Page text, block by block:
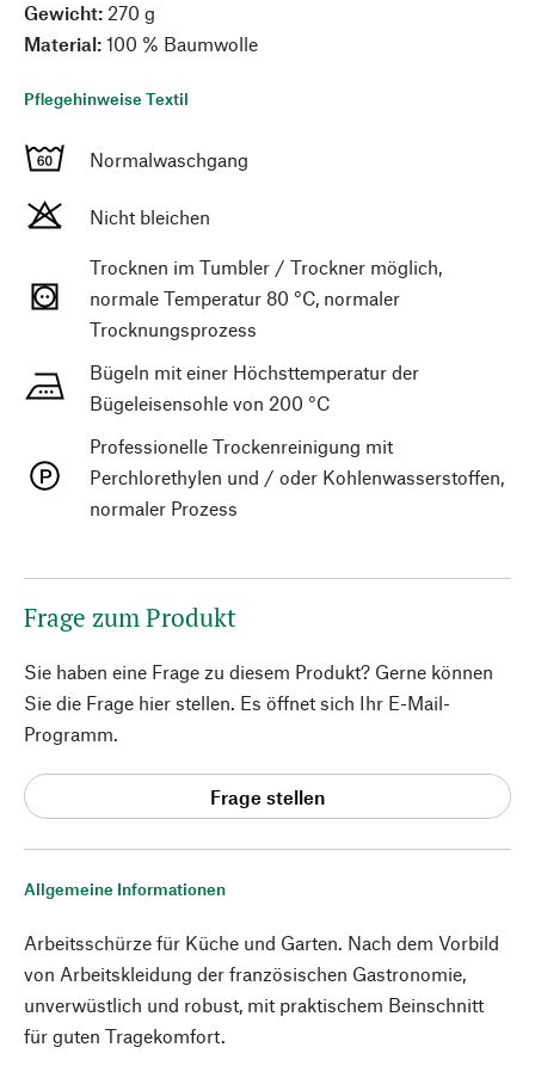
Allgemeine Informationen
Arbeitsschürze für Küche und Garten. Nach dem Vorbild
von Arbeitskleidung der französischen Gastronomie,
unverwüstlich und robust, mit praktischem Beinschnitt
für guten Tragekomfort.
Gewicht: 270 g
Material: 100 % Baumwolle
Pflegehinweise Textil
Normalwaschgang
Nicht bleichen
Trocknen im Tumbler / Trockner möglich,
normale Temperatur 80 °C, normaler
Trocknungsprozess
Bügeln mit einer Höchsttemperatur der
Bügeleisensohle von 200 °C
Professionelle Trockenreinigung mit
Perchlorethylen und / oder Kohlenwasserstoffen,
normaler Prozess
Frage zum Produkt
Sie haben eine Frage zu diesem Produkt? Gerne können
Sie die Frage hier stellen. Es öffnet sich Ihr E-Mail-
Programm.
Frage stellen